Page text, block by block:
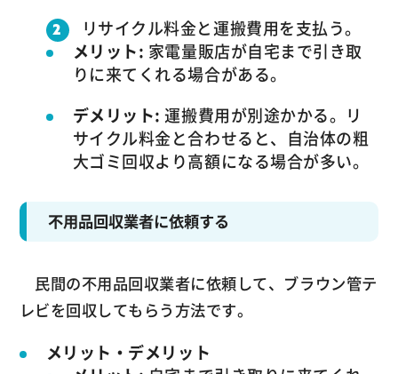
リサイクル料金と運搬費用を支払う。
メリット: 家電量販店が自宅まで引き取
りに来てくれる場合がある。
デメリット: 運搬費用が別途かかる。リ
サイクル料金と合わせると、自治体の粗
大ゴミ回収より高額になる場合が多い。
不用品回収業者に依頼する
民間の不用品回収業者に依頼して、ブラウン管テ
レビを回収してもらう方法です。
メリット・デメリット